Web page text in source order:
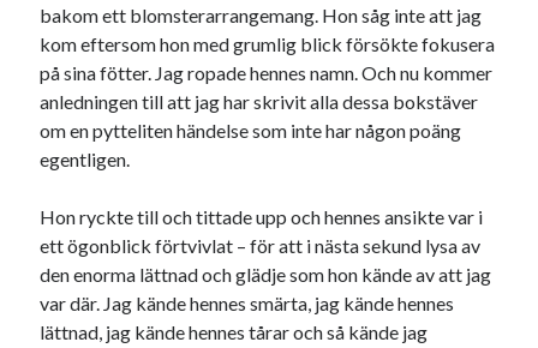
Lotten som Sommarpratare (i fantasin alltså: grupp på FB)
Vad ska du laga för mat idag? (Recept!)
Meta
Logga in
Flöde för kommentarer
WordPress.org
bakom ett blomsterarrangemang. Hon såg inte att jag
kom eftersom hon med grumlig blick försökte fokusera
på sina fötter. Jag ropade hennes namn. Och nu kommer
anledningen till att jag har skrivit alla dessa bokstäver
om en pytteliten händelse som inte har någon poäng
egentligen.
Hon ryckte till och tittade upp och hennes ansikte var i
ett ögonblick förtvivlat – för att i nästa sekund lysa av
den enorma lättnad och glädje som hon kände av att jag
var där. Jag kände hennes smärta, jag kände hennes
lättnad, jag kände hennes tårar och så kände jag